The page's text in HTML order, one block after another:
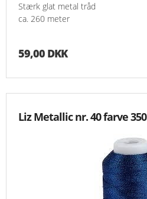
Stærk glat metal tråd
ca. 260 meter
59,00 DKK
Liz Metallic nr. 40 farve 350